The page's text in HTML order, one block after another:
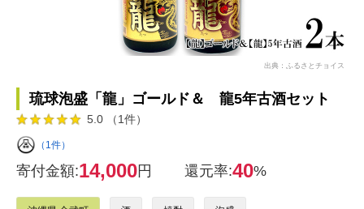
出典：ふるさとチョイス
琉球泡盛「龍」ゴールド＆ 龍5年古酒セット
5.0 （1件）
（1件）
寄付金額:14,000円 還元率:40%